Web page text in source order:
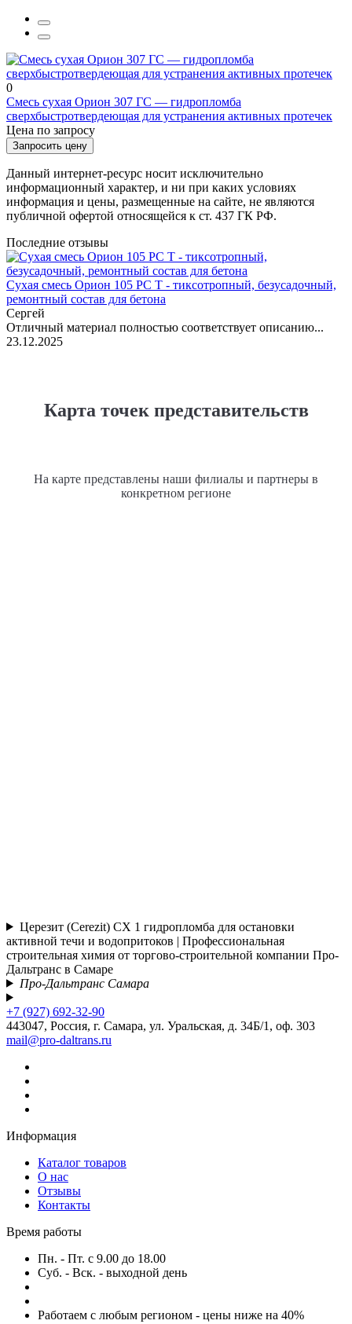
Расчет доставки ТК БАЙКАЛ СЕРВИС
0
Смесь сухая Орион 307 ГС — гидропломба
сверхбыстротвердеющая для устранения активных протечек
Цена по запросу
Запросить цену
Данный интернет-ресурс носит исключительно
информационный характер, и ни при каких условиях
информация и цены, размещенные на сайте, не являются
публичной офертой относящейся к ст. 437 ГК РФ.
Последние отзывы
Сухая смесь Орион 105 РС Т - тиксотропный, безусадочный,
ремонтный состав для бетона
Сергей
Отличный материал полностью соответствует описанию...
23.12.2025
Карта точек представительств
На карте представлены наши филиалы и партнеры в
конкретном регионе
Церезит (Cerezit) CX 1 гидропломба для остановки
активной течи и водопритоков | Профессиональная
строительная химия от торгово-строительной компании Про-
Дальтранс в Самаре
Про-Дальтранс Самара
+7 (927) 692-32-90
443047, Россия, г. Самара, ул. Уральская, д. 34Б/1, оф. 303
mail@pro-daltrans.ru
Информация
Каталог товаров
О нас
Отзывы
Контакты
Время работы
Пн. - Пт. с 9.00 до 18.00
Суб. - Вск. - выходной день
Работаем с любым регионом - цены ниже на 40%